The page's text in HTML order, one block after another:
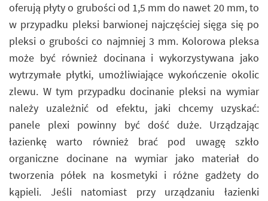
oferują płyty o grubości od 1,5 mm do nawet 20 mm, to
w przypadku pleksi barwionej najczęściej sięga się po
pleksi o grubości co najmniej 3 mm. Kolorowa pleksa
może być również docinana i wykorzystywana jako
wytrzymałe płytki, umożliwiające wykończenie okolic
zlewu. W tym przypadku docinanie pleksi na wymiar
należy uzależnić od efektu, jaki chcemy uzyskać:
panele plexi powinny być dość duże. Urządzając
łazienkę warto również brać pod uwagę szkło
organiczne docinane na wymiar jako materiał do
tworzenia półek na kosmetyki i różne gadżety do
kąpieli. Jeśli natomiast przy urządzaniu łazienki